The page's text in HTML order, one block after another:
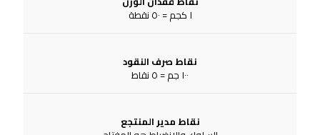
١ كجم = ٥٠ نقطة
نقاط صرف النقود
١٠٠ جم = ٥ نقاط
نقاط مدير المنتجع